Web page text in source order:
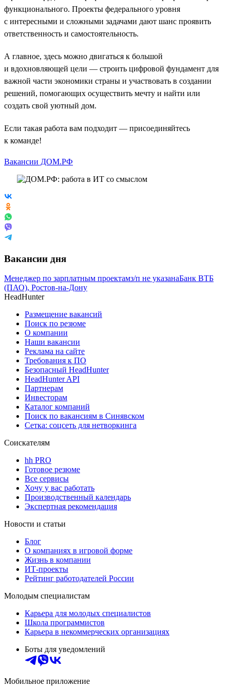
функционального. Проекты федерального уровня
с интересными и сложными задачами дают шанс проявить
ответственность и самостоятельность.
А главное, здесь можно двигаться к большой
и вдохновляющей цели — строить цифровой фундамент для
важной части экономики страны и участвовать в создании
решений, помогающих осуществить мечту и найти или
создать свой уютный дом.
Если такая работа вам подходит — присоединяйтесь
к команде!
Вакансии ДОМ.РФ
Вакансии дня
Менеджер по зарплатным проектамз/п не указанаБанк ВТБ
(ПАО), Ростов-на-Дону
HeadHunter
Размещение вакансий
Поиск по резюме
О компании
Наши вакансии
Реклама на сайте
Требования к ПО
Безопасный HeadHunter
HeadHunter API
Партнерам
Инвесторам
Каталог компаний
Поиск по вакансиям в Синявском
Сетка: соцсеть для нетворкинга
Соискателям
hh PRO
Готовое резюме
Все сервисы
Хочу у вас работать
Производственный календарь
Экспертная рекомендация
Новости и статьи
Блог
О компаниях в игровой форме
Жизнь в компании
ИТ-проекты
Рейтинг работодателей России
Молодым специалистам
Карьера для молодых специалистов
Школа программистов
Карьера в некоммерческих организациях
Боты для уведомлений
Мобильное приложение